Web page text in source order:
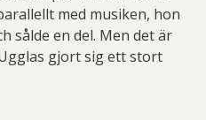
med musiken, hon
sålde en del. Men det är
gjort sig ett stort